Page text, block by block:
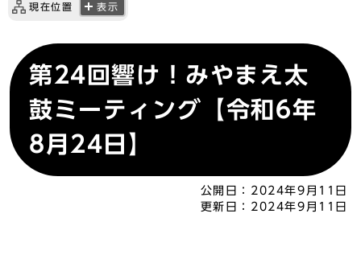
現在位置 表示
第24回響け！みやまえ太
鼓ミーティング【令和6年
8月24日】
公開日： 2024年9月11日
更新日： 2024年9月11日